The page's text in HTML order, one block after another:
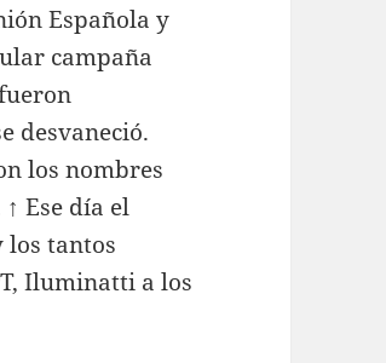
Española y
campaña
desvaneció.
los nombres
Ese día el
tantos
Iluminatti a los